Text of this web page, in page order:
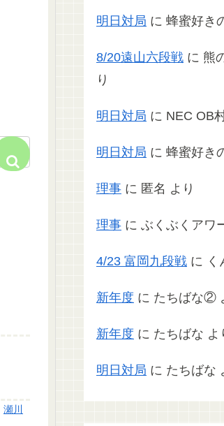
瀬川
明日対局 に 蜂蜜好き
8/20遠山六段戦 に 熊
り
明日対局 に NEC OB
明日対局 に 蜂蜜好き
理事 に 匿名 より
理事 に ぶくぶくアワ
4/23 富岡九段戦 に く
新年度 に たちばな②
新年度 に たちばな よ
明日対局 に たちばな